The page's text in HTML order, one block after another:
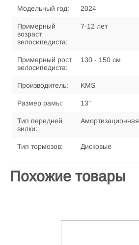
Модельный год: 2024
Примерный
возраст
велосипедиста:
7-12 лет
Примерный рост
велосипедиста:
130 - 150 см
Производитель: KMS
Размер рамы: 13"
Тип передней
вилки:
Амортизационная
Тип тормозов: Дисковые
Похожие товары